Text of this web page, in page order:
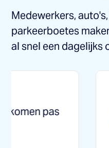
Medewerkers,
parkeerboetes
al snel een dagelijks
Medewerkers
het buiten